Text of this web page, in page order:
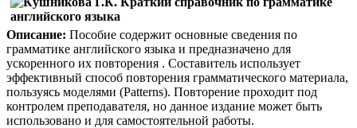
Описание: Пособие содержит основные сведения по
грамматике английского языка и предназначено для
ускоренного их повторения . Составитель использует
эффективный способ повторения грамматического материала,
пользуясь моделями (Patterns). Повторение проходит под
контролем преподавателя, но данное издание может быть
использовано и для самостоятельной работы.